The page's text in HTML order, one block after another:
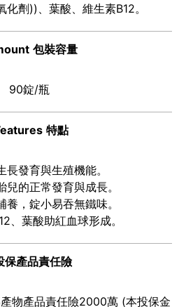
劑))、葉酸、維生素B12。
包裝容量
90錠/瓶
特點
長發育與生殖機能。
的正常發育與成長。
，錠小易吞無鐵味。
、葉酸助紅血球形成。
保產品責任險
物產品責任險2000萬 (本投保金